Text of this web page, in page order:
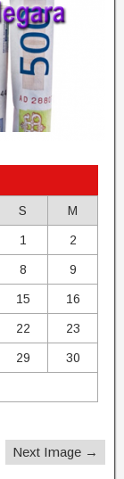
S M
1 2
8 9
15 16
22 23
29 30
Next Image →